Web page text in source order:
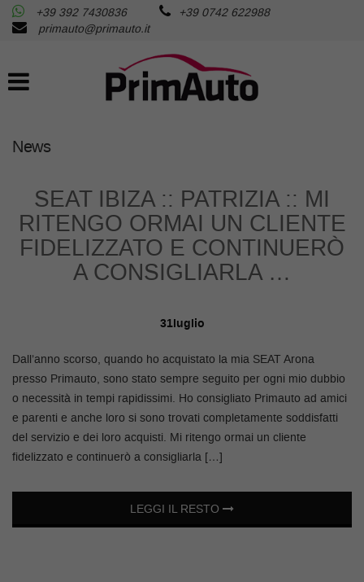
AZIENDA
AUTO USATE
SERVIZI
ASSISTENZA
CONTATTI
BLOG
+39 392 7430836
+39 0742 622988
primauto@primauto.it
News
SEAT IBIZA :: PATRIZIA :: MI
RITENGO ORMAI UN CLIENTE
FIDELIZZATO E CONTINUERÒ
A CONSIGLIARLA …
31luglio
Dall’anno scorso, quando ho acquistato la mia SEAT Arona
presso Primauto, sono stato sempre seguito per ogni mio dubbio
o necessità in tempi rapidissimi. Ho consigliato Primauto ad amici
e parenti e anche loro si sono trovati completamente soddisfatti
del servizio e dei loro acquisti. Mi ritengo ormai un cliente
fidelizzato e continuerò a consigliarla […]
LEGGI IL RESTO
Le
di
consenso
seguente
consente
esprimere
le
tue
preferenze
di
che
adottiamo
per
offrire
le
attività